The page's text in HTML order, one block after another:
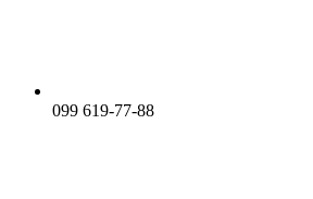
099 619-77-88